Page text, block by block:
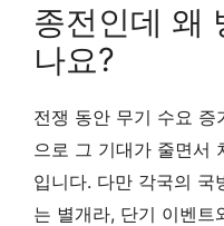
종전인데 왜
나요?
전쟁 동안 무기 수요 증
으로 그 기대가 줄면서
입니다. 다만 각국의 국
는 별개라, 단기 이벤트